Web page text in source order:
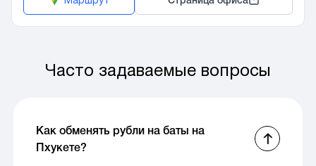
Часто задаваемые вопросы
Как обменять рубли на баты на
Пхукете?